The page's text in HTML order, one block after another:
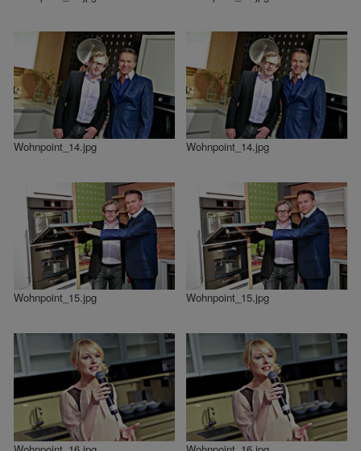
Wohnpoint_14.jpg Wohnpoint_14.jpg
Wohnpoint_15.jpg Wohnpoint_15.jpg